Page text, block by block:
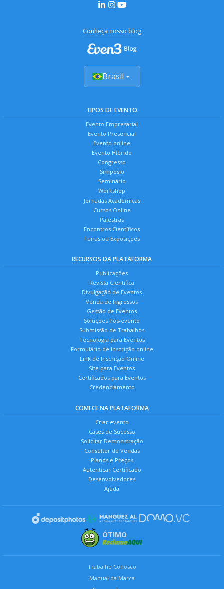
Conheça nosso blog
Brasil
TIPOS DE EVENTO
Evento Empresarial
Evento Presencial
Evento online
Evento Híbrido
Congresso
Simpósio
Seminário
Workshop
Jornadas Acadêmicas
Cursos Online
Palestras
Encontros Científicos
Feiras ou Exposições
RECURSOS DA PLATAFORMA
Publicações
Revista Científica
Divulgação de Eventos
Venda de Ingressos
Gestão de Eventos
Soluções Pós-evento
Submissão de Trabalhos
Tecnologia para Eventos
Formulário de Inscrição online
Link de Inscrição Online
Site para Eventos
Certificados para Eventos
Credenciamento
COMECE NA PLATAFORMA
Criar evento
Cases de Sucesso
Solicitar Demonstração
Consultor de Vendas
Planos e Preços
Autenticar Certificado
Desenvolvedores
Ajuda
ÓTIMO
Trabalhe Conosco
Manual da Marca